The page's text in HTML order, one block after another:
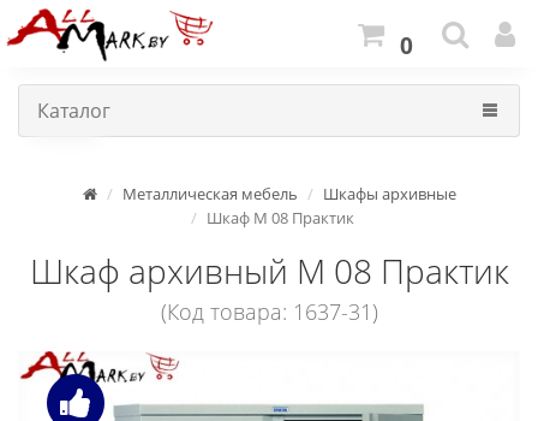
0
Каталог
Металлическая мебель
Шкафы архивные
Шкаф M 08 Практик
Шкаф архивный M 08 Практик
(Код товара: 1637-31)